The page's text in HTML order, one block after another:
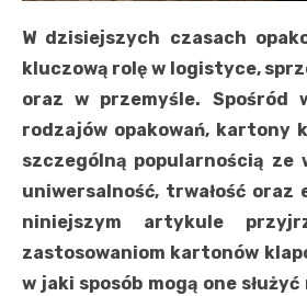
W dzisiejszych czasach
kluczową rolę w logistyce,
oraz w przemyśle. Spośród
rodzajów opakowań, kartony
szczególną popularnością ze
uniwersalność, trwałość oraz
niniejszym artykule
zastosowaniom kartonów
w jaki sposób mogą one